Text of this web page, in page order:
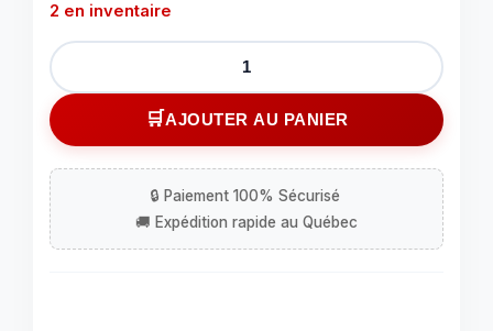
2 en inventaire
quantité
de
2
ampoules
de
40
Watts
AJOUTER AU PANIER